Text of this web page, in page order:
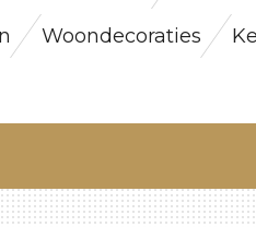
Woondecoraties